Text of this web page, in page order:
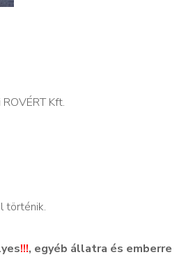
Kft.
történik.
!!!, egyéb állatra és emberre